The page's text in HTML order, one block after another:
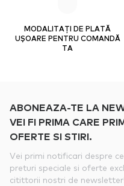
MODALITAȚI DE PLATĂ
UȘOARE PENTRU COMANDĂ
TA
ABONEAZA-TE LA
VEI FI PRIMA CARE
OFERTE SI STIRI.
Vei primi notificari despre
preturi speciale si oferte
citittorii nostri de